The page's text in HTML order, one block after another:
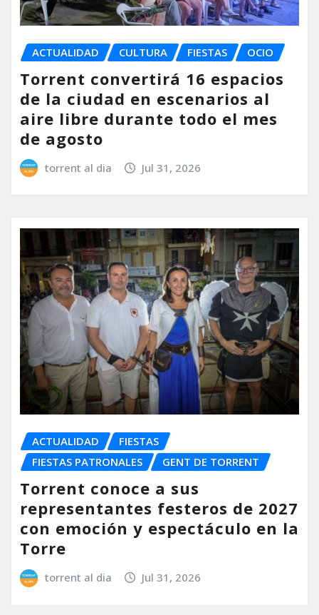
ACTUALIDAD CULTURA FIESTAS OCIO
Torrent convertirá 16 espacios
de la ciudad en escenarios al
aire libre durante todo el mes
de agosto
torrent al dia Jul 31, 2026
ACTUALIDAD
FIESTAS
FIESTAS PATRONALES
GENT DE TORRENT
Torrent conoce a sus
representantes festeros de 2027
con emoción y espectáculo en la
Torre
torrent al dia Jul 31, 2026